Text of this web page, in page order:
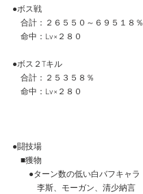
●ボス戦
合計：２６５５０～６９５１８％
命中：Lv×２８０
●ボス２Tキル
合計：２５３５８％
命中：Lv×２８０
●闘技場
■獲物
●ターン数の低い白バフキャラ
李斯、モーガン、清少納言